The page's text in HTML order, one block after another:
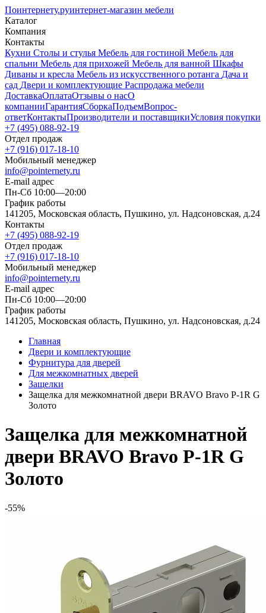
Поинтернету.руинтернет-магазин мебели
Каталог
Компания
Контакты
Кухни Столы и стулья Мебель для гостиной Мебель для
спальни Мебель для прихожей Мебель для ванной Шкафы
Диваны и кресла Мебель из искусственного ротанга Дача и
сад Двери и комплектующие Распродажа мебели
ДоставкаОплатаОтзывы о насО
компанииГарантияСборкаПодъемВопрос-
ответКонтактыПроизводители и поставщикиУсловия покупки
+7 (495) 088-92-19
Отдел продаж
+7 (916) 017-18-10
Мобильный менеджер
info@pointernety.ru
E-mail адрес
Пн-Сб 10:00—20:00
График работы
141205, Московская область, Пушкино, ул. Надсоновская, д.24
Контакты
+7 (495) 088-92-19
Отдел продаж
+7 (916) 017-18-10
Мобильный менеджер
info@pointernety.ru
E-mail адрес
Пн-Сб 10:00—20:00
График работы
141205, Московская область, Пушкино, ул. Надсоновская, д.24
Главная
Двери и комплектующие
Фурнитура для дверей
Для межкомнатных дверей
Защелки
Защелка для межкомнатной двери BRAVO Bravo P-1R G
Золото
Защелка для межкомнатной
двери BRAVO Bravo P-1R G
Золото
-55%